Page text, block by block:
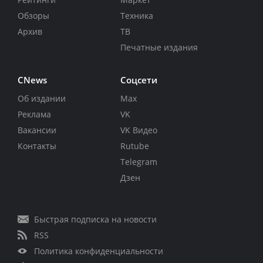
Обзоры
Архив
Техника
ТВ
Печатные издания
CNews
Об издании
Реклама
Вакансии
Контакты
Соцсети
Max
VK
VK Видео
Rutube
Telegram
Дзен
Быстрая подписка на новости
RSS
Политика конфиденциальности